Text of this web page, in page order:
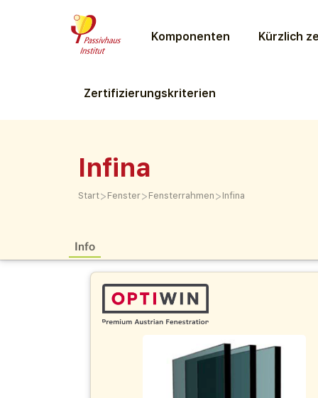
Komponenten Kürzlich
Zertifizierungs­kriterien
Infina
Start> Fenster> Fensterrahmen > Infina
Info